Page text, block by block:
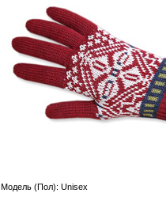
Модель (Пол): Unisex